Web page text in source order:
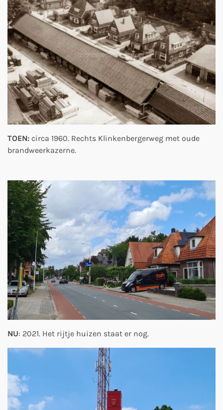
TOEN: circa 1960. Rechts Klinkenbergerweg met oude
brandweerkazerne.
NU: 2021. Het rijtje huizen staat er nog.